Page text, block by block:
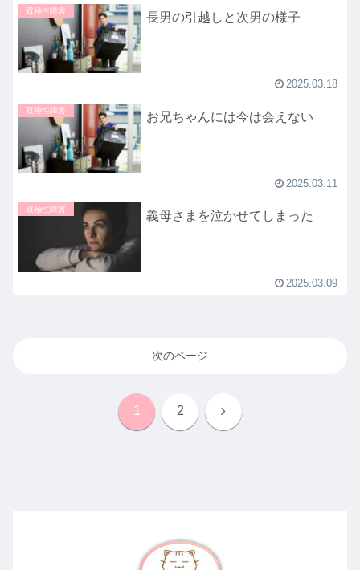
双極性障害 長男の引越しと次男の様子
2025.03.18
双極性障害 お兄ちゃんには今は会えない
2025.03.11
双極性障害 義母さまを泣かせてしまった
2025.03.09
次のページ
1 2 次